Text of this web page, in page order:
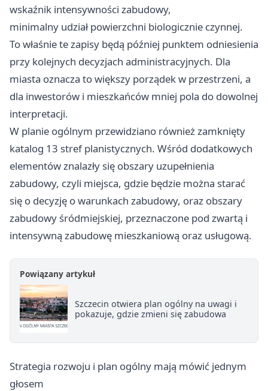
wskaźnik intensywności zabudowy,
minimalny udział powierzchni biologicznie czynnej.
To właśnie te zapisy będą później punktem odniesienia
przy kolejnych decyzjach administracyjnych. Dla
miasta oznacza to większy porządek w przestrzeni, a
dla inwestorów i mieszkańców mniej pola do dowolnej
interpretacji.
W planie ogólnym przewidziano również zamknięty
katalog 13 stref planistycznych. Wśród dodatkowych
elementów znalazły się obszary uzupełnienia
zabudowy, czyli miejsca, gdzie będzie można starać
się o decyzję o warunkach zabudowy, oraz obszary
zabudowy śródmiejskiej, przeznaczone pod zwartą i
intensywną zabudowę mieszkaniową oraz usługową.
Powiązany artykuł
Szczecin otwiera plan ogólny na uwagi i
pokazuje, gdzie zmieni się zabudowa
Strategia rozwoju i plan ogólny mają mówić jednym
głosem